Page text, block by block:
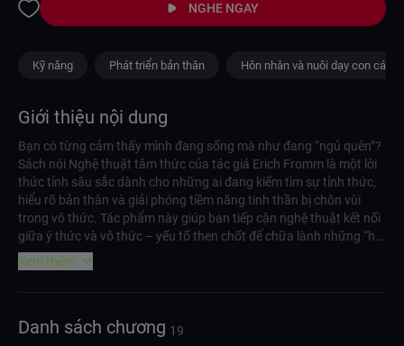
NGHE NGAY
Kỹ năng Phát triển bản thân Hôn nhân và nuôi dạy con cái
Giới thiệu nội dung
Bạn có từng cảm thấy mình đang sống mà như đang “ngủ quên”?
Sách nói Nghệ thuật tâm thức của tác giả Erich Fromm là một lời
thức tỉnh sâu sắc dành cho những ai đang kiếm tìm sự tỉnh thức,
hiểu rõ bản thân và giải phóng tiềm năng tinh thần bị chôn vùi
trong vô thức. Tác phẩm này giúp bạn tiếp cận nghệ thuật kết nối
giữa ý thức và vô thức – yếu tố then chốt để chữa lành những “hư
hại” tinh thần, thanh lọc tâm hồn và sống trọn vẹn trong hiện tại.
Bạn sẽ học được cách nhận diện cơ chế tâm lý, lý giải giấc mơ, điều
qua sự rối loạn của xã hội hiện đại. Là một trong những nhà phân
Xem thêm
Danh sách chương 19